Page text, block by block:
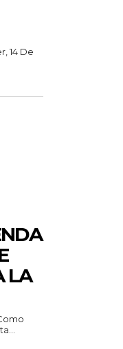
14 De
LA